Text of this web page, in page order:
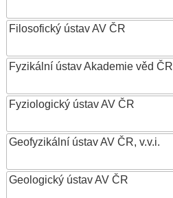
Filosofický ústav AV ČR
Fyzikální ústav Akademie věd ČR
Fyziologický ústav AV ČR
Geofyzikální ústav AV ČR, v.v.i.
Geologický ústav AV ČR